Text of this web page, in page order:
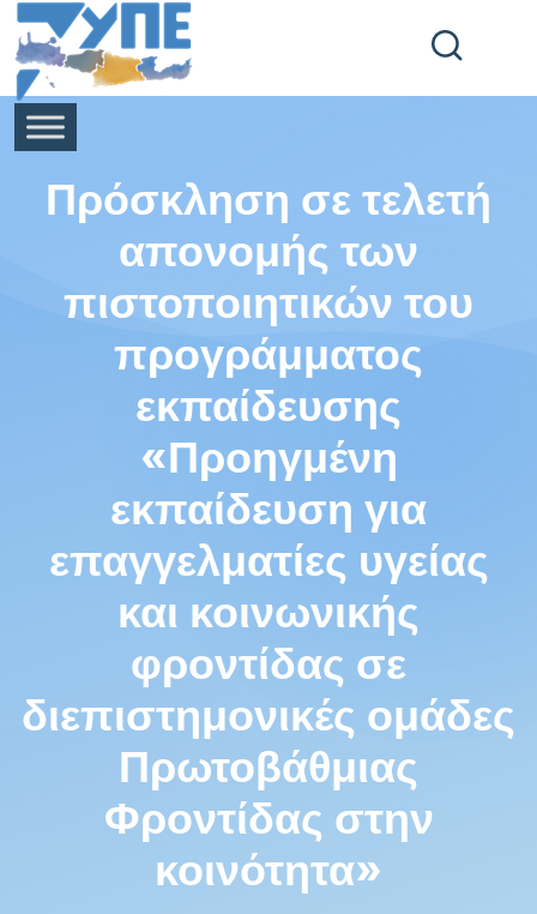
End Header Section -->
Πρόσκληση σε τελετή
απονομής των
πιστοποιητικών του
προγράμματος
εκπαίδευσης
«Προηγμένη
εκπαίδευση για
επαγγελματίες υγείας
και κοινωνικής
φροντίδας σε
διεπιστημονικές ομάδες
Πρωτοβάθμιας
Φροντίδας στην
κοινότητα»